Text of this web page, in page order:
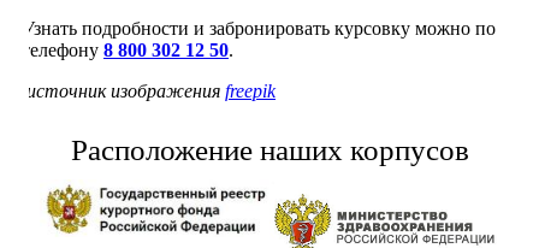
Узнать подробности и забронировать курсовку можно по
телефону 8 800 302 12 50.
источник изображения freepik
Расположение наших корпусов